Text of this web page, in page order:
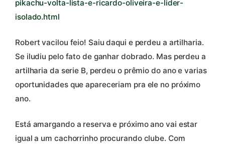
pikachu-volta-lista-e-ricardo-oliveira-e-lider-
isolado.html
Robert vacilou feio! Saiu daqui e perdeu a artilharia.
Se iludiu pelo fato de ganhar dobrado. Mas perdeu a
artilharia da serie B, perdeu o prêmio do ano e varias
oportunidades que apareceriam pra ele no próximo
ano.
Está amargando a reserva e próximo ano vai estar
igual a um cachorrinho procurando clube. Com